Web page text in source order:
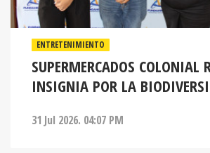
ENTRETENIMIENTO
SUPERMERCADOS COLONIAL
INSIGNIA POR LA
31 Jul 2026. 04:07 PM